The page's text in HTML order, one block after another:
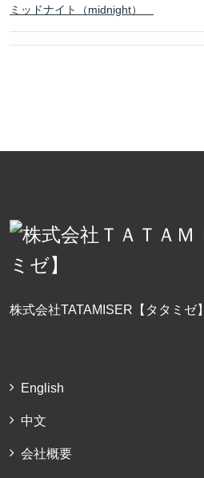
ミッドナイト（midnight）
株式会社TATAMISER【タタミゼ】
English
中文
会社概要